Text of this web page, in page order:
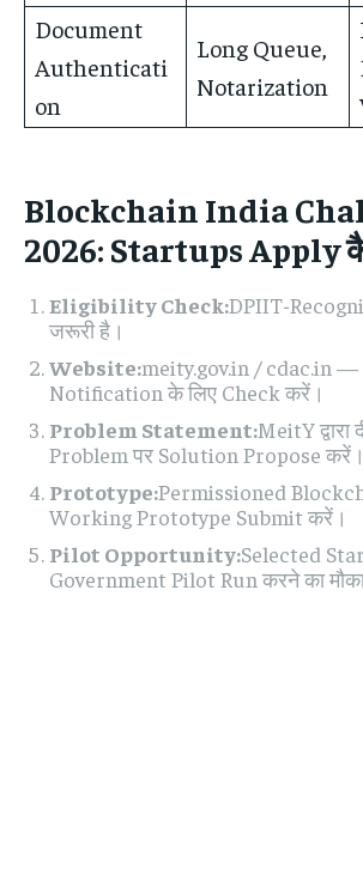
Document
Authenticati
on
Long Queue,
Notarization
Blockchain India
2026: Startups Apply
Eligibility Check:DPIIT-
जरूरी है।
Website:meity.gov.in / cdac.in
Notification के लिए Check करें।
Problem Statement:MeitY
Problem पर Solution Propose करें।
Prototype:Permissioned
Working Prototype Submit करें।
Pilot Opportunity:Selected
Government Pilot Run करने का मौका